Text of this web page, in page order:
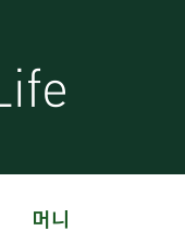
머니